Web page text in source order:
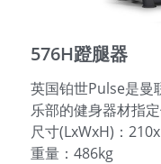
English
576H蹬腿器
英国铂世Pulse是曼
乐部的健身器材指定
尺寸(LxWxH)：
重量：486kg